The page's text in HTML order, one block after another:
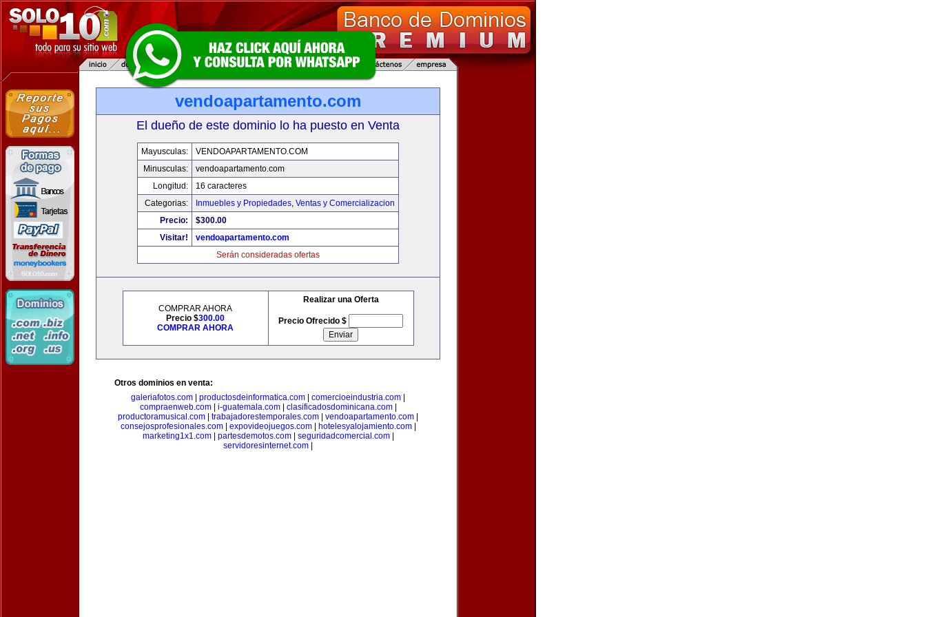
vendoapartamento.com
El dueño de este dominio lo ha puesto en Venta
Mayusculas:
VENDOAPARTAMENTO.COM
Minusculas:
vendoapartamento.com
Longitud:
16 caracteres
Categorias:
Inmuebles y Propiedades, Ventas y Comercializacion
Precio:
$300.00
Visitar!
vendoapartamento.com
Serán consideradas ofertas
COMPRAR AHORA
Precio $300.00
COMPRAR AHORA
Realizar una Oferta
Precio Ofrecido $
Otros dominios en venta:
galeriafotos.com
productosdeinformatica.com comercioeindustria.com
compraenweb.com| i-guatemala.com| clasificadosdominicana.com|
productoramusical.com
trabajadorestemporales.com vendoapartamento.com
consejosprofesionales.com| expovideojuegos.com| hotelesyalojamiento.com|
marketing1x1.com| partesdemotos.com| seguridadcomercial.com|
servidoresinternet.com